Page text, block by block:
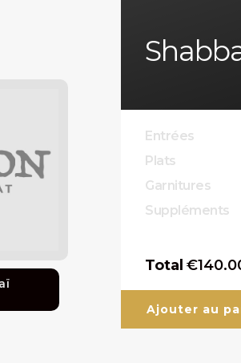
Entrées
Plats
Garnitures
Suppléments
Total €
Ajouter au